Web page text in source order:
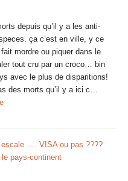
depuis qu’il y a les anti-
ça c’est en ville, y ce
mordre ou piquer dans le
tout cru par un croco… bin
avec le plus de disparitions!
des morts qu’il y a ici c…
escale …. VISA ou pas ????
pays-continent